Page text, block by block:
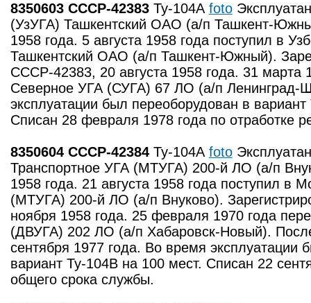
8350603 СССР-42383Ту-104А foto
(УзУГА) Ташкентский ОАО (а/п Ташкент-
1958 года. 5 августа 1958 года поступил в
Ташкентский ОАО (а/п Ташкент-Южный).
СССР-42383, 20 августа 1958 года. 31 марта
Северное УГА (СУГА) 67 ЛО (а/п Ленинград-
эксплуатации был переоборудован в
Списан 28 февраля 1978 года по отработке
8350604 СССР-42384Ту-104А foto
Транспортное УГА (МТУГА) 200-й ЛО (а/п
1958 года. 21 августа 1958 года поступил в
(МТУГА) 200-й ЛО (а/п Внуково).
ноября 1958 года. 25 февраля 1970 года
(ДВУГА) 202 ЛО (а/п Хабаровск-Новый).
сентября 1977 года. Во время эксплуатации
вариант Ту-104В на 100 мест. Списан 22
общего срока службы.